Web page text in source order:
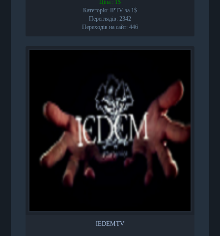
Ціна : 1$
Категорія: IPTV за 1$
Переглядів: 2342
Переходів на сайт: 446
IEDEMTV